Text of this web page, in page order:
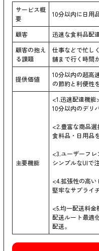
サービス概
要
10分以内に日用
顧客
迅速な食料品配
顧客の抱え
る課題
仕事などで忙し
舗まで行く時間
提供価値
10分以内の超高
の節約と利便性
主要機能
<1.迅速配達機能
10分以内のデリ
<2.豊富な商品選
食料品・日用品
<3.ユーザーフ
シンプルなUIで
<4.拡張性の高
堅牢なサプライ
<5.均一配送料金
配送ルート最適
配送。